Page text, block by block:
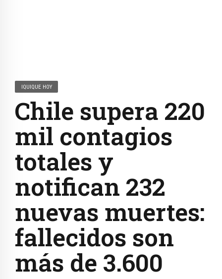
IQUIQUE HOY
Chile supera 220
mil contagios
totales y
notifican 232
nuevas muertes:
fallecidos son
más de 3.600